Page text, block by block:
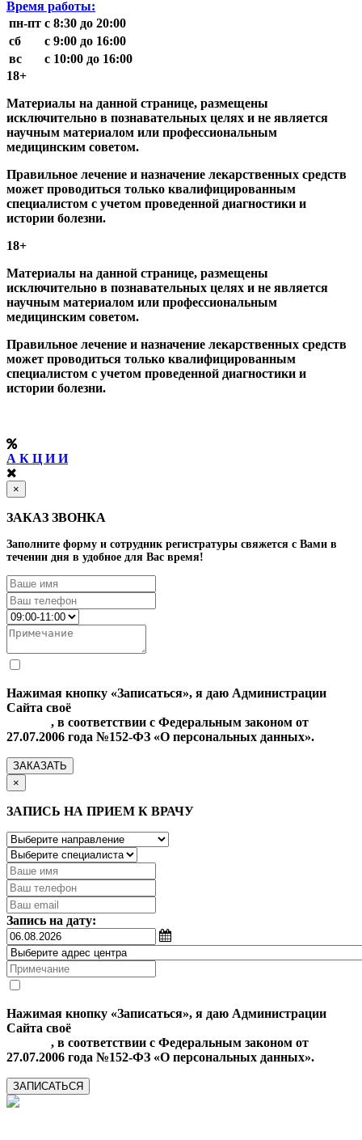
Время работы:
пн-пт с 8:30 до 20:00
сб
с 9:00 до 16:00
вс
с 10:00 до 16:00
18+
Материалы на данной странице, размещены
исключительно в познавательных целях и не является
научным материалом или профессиональным
медицинским советом.
Правильное лечение и назначение лекарственных средств
может проводиться только квалифицированным
специалистом с учетом проведенной диагностики и
истории болезни.
18+
Материалы на данной странице, размещены
исключительно в познавательных целях и не является
научным материалом или профессиональным
медицинским советом.
Правильное лечение и назначение лекарственных средств
может проводиться только квалифицированным
специалистом с учетом проведенной диагностики и
истории болезни.
А К Ц И И
×
ЗАКАЗ ЗВОНКА
Заполните форму и сотрудник регистратуры свяжется с Вами в
течении дня в удобное для Вас время!
Нажимая кнопку «Записаться», я даю Администрации
Сайта своё
, в соответствии с Федеральным законом от
27.07.2006 года №152-ФЗ «О персональных данных».
ЗАКАЗАТЬ
×
ЗАПИСЬ НА ПРИЕМ К ВРАЧУ
Запись на дату:
Нажимая кнопку «Записаться», я даю Администрации
Сайта своё
, в соответствии с Федеральным законом от
27.07.2006 года №152-ФЗ «О персональных данных».
ЗАПИСАТЬСЯ